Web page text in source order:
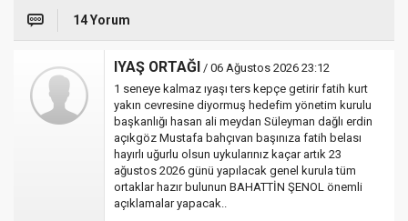
14 Yorum
IYAŞ ORTAĞI / 06 Ağustos 2026 23:12
1 seneye kalmaz ıyaşı ters kepçe getirir fatih kurt
yakın cevresine diyormuş hedefim yönetim kurulu
başkanlığı hasan ali meydan Süleyman dağlı erdin
açıkgöz Mustafa bahçıvan başınıza fatih belası
hayırlı uğurlu olsun uykularınız kaçar artık 23
ağustos 2026 günü yapılacak genel kurula tüm
ortaklar hazır bulunun BAHATTİN ŞENOL önemli
açıklamalar yapacak..